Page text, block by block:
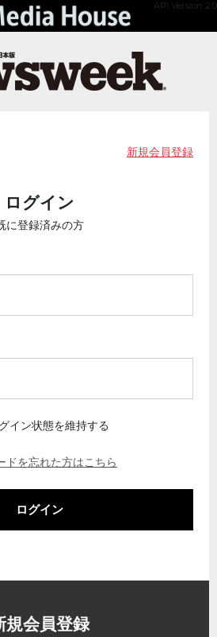
API Version 2.0
新規会員登録
ログイン
に登録済みの方
イン状態を維持する
ドを忘れた方はこちら
ログイン
規会員登録